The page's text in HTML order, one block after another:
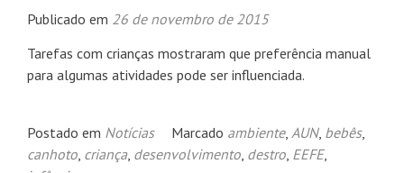
Publicado em 26 de novembro de 2015
Tarefas com crianças mostraram que preferência manual
para algumas atividades pode ser influenciada.
Postado em Notícias Marcado ambiente, AUN, bebês,
canhoto, criança, desenvolvimento, destro, EEFE,